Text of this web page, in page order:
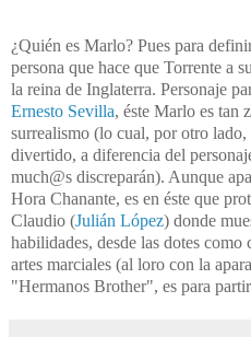
¿Quién es Marlo? Pues para
persona que hace que Torrente a
la reina de Inglaterra. Personaje
Ernesto Sevilla, éste Marlo es tan
surrealismo (lo cual, por otro lado,
divertido, a diferencia del
much@s discreparán). Aunque
Hora Chanante, es en éste que
Claudio (Julián López) donde
habilidades, desde las dotes
artes marciales (al loro con la
"Hermanos Brother", es para